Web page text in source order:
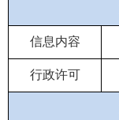
信息内容
行政许可